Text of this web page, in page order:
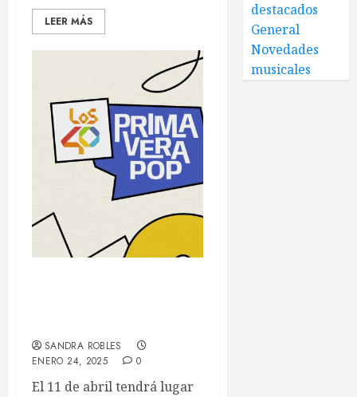
LEER MÁS
SANDRA ROBLES
ENERO 24, 2025
0
El 11 de abril tendrá lugar
destacados
General
Novedades
musicales